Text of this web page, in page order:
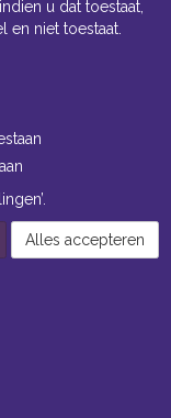
u dat toestaat,
en niet toestaat.
Alles accepteren